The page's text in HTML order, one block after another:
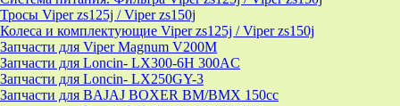
Тросы Viper zs125j / Viper zs150j
Колеса и комплектующие Viper zs125j / Viper zs150j
Запчасти для Viper Magnum V200M
Запчасти для Loncin- LX300-6H 300AC
Запчасти для Loncin- LX250GY-3
Запчасти для BAJAJ BOXER BM/ВМX 150cc